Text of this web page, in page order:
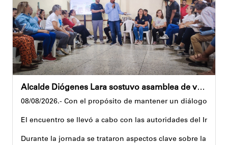
Andyvell Román
Alcalde Diógenes Lara sostuvo asamblea de vecinos con juntas de condominio de Palo Verde
08/08/2026.- Con el propósito de mantener un diálogo
El encuentro se llevó a cabo con las autoridades del
Durante la jornada se trataron aspectos clave sobre la